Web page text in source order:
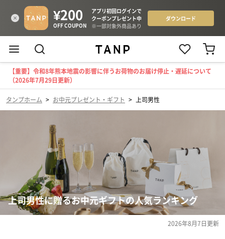
【重要】令和8年熊本地震の影響に伴うお荷物のお届け停止・遅延について
（2026年7月29日更新）
タンプホーム > お中元プレゼント・ギフト > 上司男性
上司男性に贈るお中元ギフトの人気ランキング
2026年8月7日更新